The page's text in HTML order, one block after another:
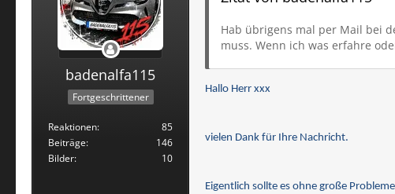
badenalfa115
Fortgeschrittener
Reaktionen
85
Beiträge
146
Bilder
10
Hab übrigens mal per Mail bei
muss. Wenn ich was erfahre
Hallo Herr xxx
vielen Dank für Ihre Nachricht.
Eigentlich sollte es ohne große